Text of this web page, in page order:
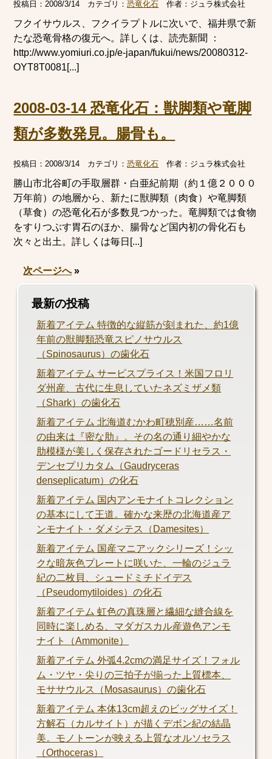
投稿日：2008/3/14 カテゴリ：恐竜化石 作者： ジュラ株式会社
フクイサウルス、フクイラプトルに次いで、福井県で新
たな恐竜骨格の復元へ。詳しくは、読売新聞 ：
http://www.yomiuri.co.jp/e-japan/fukui/news/20080312-
OYT8T0081[...]
2008-03-14 恐竜化石：獣脚類や竜脚
類が多数発見。腸骨も。
投稿日：2008/3/14 カテゴリ：恐竜化石 作者： ジュラ株式会社
勝山市北谷町の手取層群・白亜紀前期（約１億２０００
万年前）の地層から、新たに獣脚類（肉食）や竜脚類
（草食）の恐竜化石が多数見つかった。竜脚類では食物
をすりつぶす胃石のほか、腸骨など国内初の骨化石も
次々と出土。詳しくは毎日[...]
次ページへ»
最新の投稿
新着アイテム 特徴的な縦筋が刻まれた、約1億
年前の獣脚類恐竜スピノサウルス
（Spinosaurus）の歯化石
新着アイテム サービスプライス！米国フロリ
ダ州産、古代に生息していたネズミザメ類
（Shark）の歯化石
新着アイテム 北海道むかわ町穂別産……名前
の由来は『密な肋』。その名の通り細やかな
肋模様が美しく保存されたゴードリセラス・
デンセプリカタム（Gaudryceras
denseplicatum）の化石
新着アイテム 国内アンモナイトコレクション
の基本にして王道。確かな来歴の北海道産ア
ンモナイト・ダメシテス（Damesites）
新着アイテム 国産マニアックシリーズ！シッ
クな暗灰色プレートに咲いた、一輪のジュラ
紀の二枚貝、シュードミチドイデス
（Pseudomytiloides）の化石
新着アイテム 虹色の真珠層と繊細な縫合線を
同時に楽しめる、マダガスカル産遊色アンモ
ナイト（Ammonite）
新着アイテム 外弧4.2cmの満足サイズ！フォル
ム・ツヤ・尖りの三拍子が揃った上質標本、
モササウルス（Mosasaurus）の歯化石
新着アイテム 本体13cm超えのビッグサイズ！
方解石（カルサイト）が描くデボン紀の結晶
美。モノトーンが映える上質なオルソセラス
（Orthoceras）